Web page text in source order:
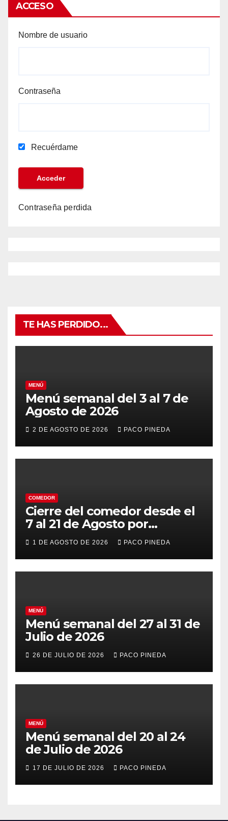
ACCESO
Nombre de usuario
Contraseña
Recuérdame
Contraseña perdida
TE HAS PERDIDO...
MENÚ
Menú semanal del 3 al 7 de
Agosto de 2026
2 DE AGOSTO DE 2026 PACO PINEDA
COMEDOR
Cierre del comedor desde el
7 al 21 de Agosto por
vacaciones
1 DE AGOSTO DE 2026 PACO PINEDA
MENÚ
Menú semanal del 27 al 31 de
Julio de 2026
26 DE JULIO DE 2026 PACO PINEDA
MENÚ
Menú semanal del 20 al 24
de Julio de 2026
17 DE JULIO DE 2026 PACO PINEDA